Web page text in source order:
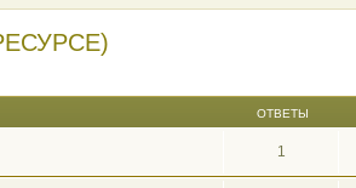
ОТВЕТЫ
1